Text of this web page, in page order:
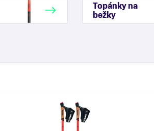
Topánky na
bežky